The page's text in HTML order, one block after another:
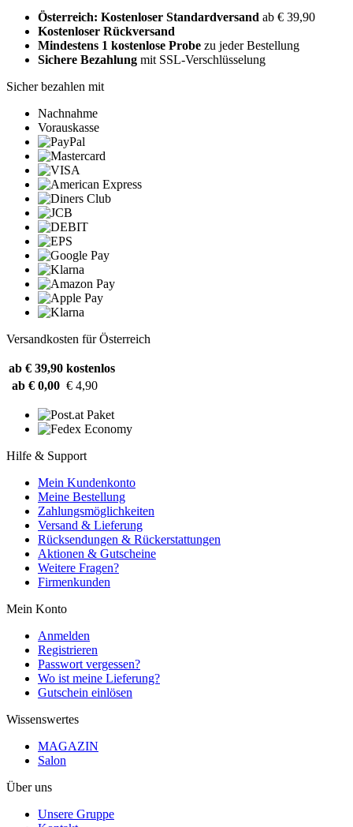
Österreich: Kostenloser Standardversand ab € 39,90
Kostenloser Rückversand
Mindestens 1 kostenlose Probe zu jeder Bestellung
Sichere Bezahlung mit SSL-Verschlüsselung
Sicher bezahlen mit
Nachnahme
Vorauskasse
Versandkosten für Österreich
ab € 39,90 kostenlos
ab € 0,00 € 4,90
Hilfe & Support
Mein Kundenkonto
Meine Bestellung
Zahlungsmöglichkeiten
Versand & Lieferung
Rücksendungen & Rückerstattungen
Aktionen & Gutscheine
Weitere Fragen?
Firmenkunden
Mein Konto
Anmelden
Registrieren
Passwort vergessen?
Wo ist meine Lieferung?
Gutschein einlösen
Wissenswertes
MAGAZIN
Salon
Über uns
Unsere Gruppe